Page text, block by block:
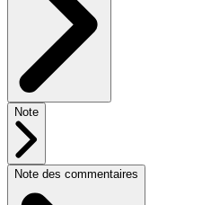
Note
Note des commentaires